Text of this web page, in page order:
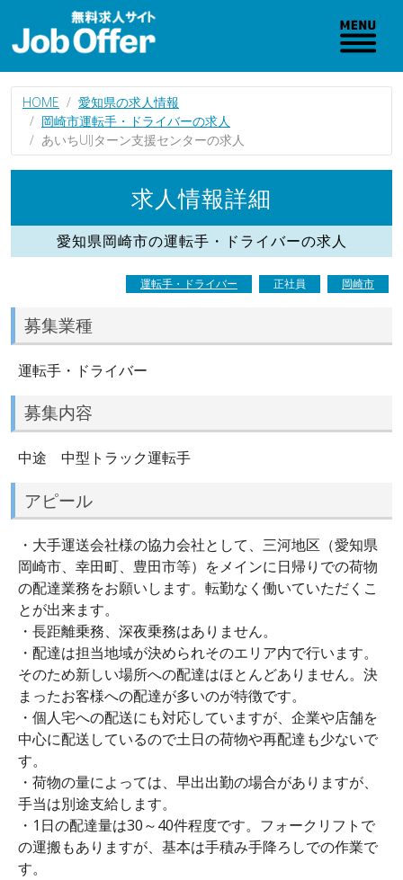
HOME
愛知県の求人情報
岡崎市運転手・ドライバーの求人
あいちUIJターン支援センターの求人
求人情報詳細
愛知県岡崎市の運転手・ドライバーの求人
運転手・ドライバー 正社員 岡崎市
募集業種
運転手・ドライバー
募集内容
中途 中型トラック運転手
アピール
・大手運送会社様の協力会社として、三河地区（愛知県
岡崎市、幸田町、豊田市等）をメインに日帰りでの荷物
の配達業務をお願いします。転勤なく働いていただくこ
とが出来ます。
・長距離乗務、深夜乗務はありません。
・配達は担当地域が決められそのエリア内で行います。
そのため新しい場所への配達はほとんどありません。決
まったお客様への配達が多いのが特徴です。
・個人宅への配送にも対応していますが、企業や店舗を
中心に配送しているので土日の荷物や再配達も少ないで
す。
・荷物の量によっては、早出出勤の場合がありますが、
手当は別途支給します。
・1日の配達量は30～40件程度です。フォークリフトで
の運搬もありますが、基本は手積み手降ろしでの作業で
す。